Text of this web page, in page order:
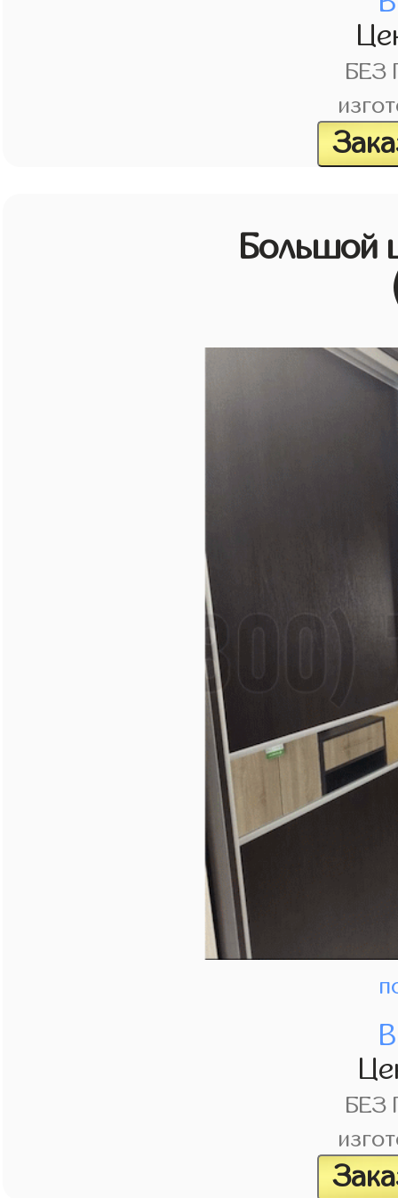
БЕЗ
Большой
БЕЗ